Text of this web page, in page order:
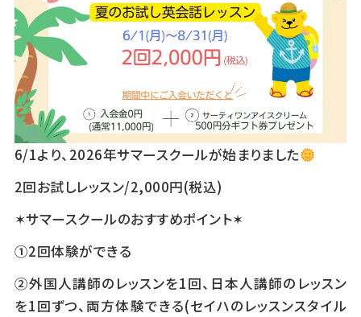
6/1より、2026年サマースクールが始まりました
2回お試しレッスン/2,000円(税込)
✶サマースクールのおすすめポイント✶
①2回体験ができる
②外国人講師のレッスンを1回、日本人講師のレッスン
を1回ずつ、両方体験できる(セイハのレッスンスタイル